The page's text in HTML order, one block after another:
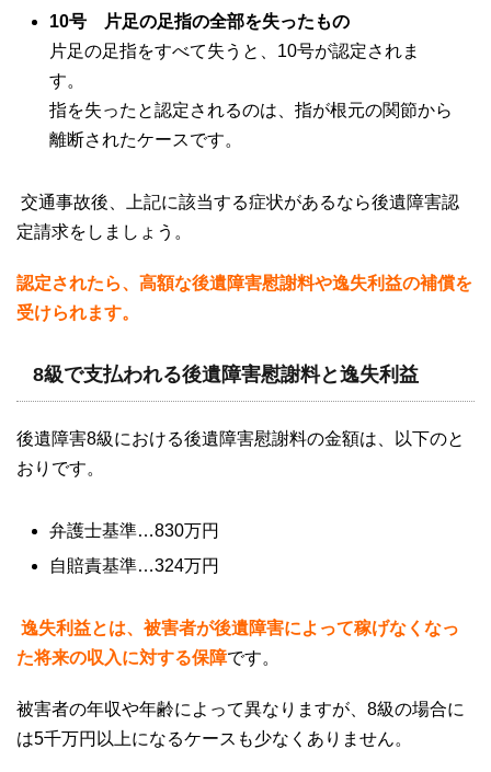
10号 片足の足指の全部を失ったもの
片足の足指をすべて失うと、 10号が認定されま
す。
指を失ったと認定されるのは、指が根元の関節から
離断されたケースです。
交通事故後、上記に該当する症状があるなら後遺障害認
定請求をしましょう。
認定されたら、高額な後遺障害慰謝料や逸失利益の補償を
受けられます。
8級で支払われる後遺障害慰謝料と逸失利益
後遺障害8級における後遺障害慰謝料の金額は、以下のと
おりです。
弁護士基準…830万円
自賠責基準…324万円
逸失利益とは、被害者が後遺障害によって稼げなくなっ
た将来の収入に対する保障です。
被害者の年収や年齢によって異なりますが、 8級の場合に
は5千万円以上になるケースも少なくありません。